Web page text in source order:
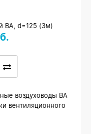
ВА, d=125 (3м)
воздуховоды ВА
вентиляционного